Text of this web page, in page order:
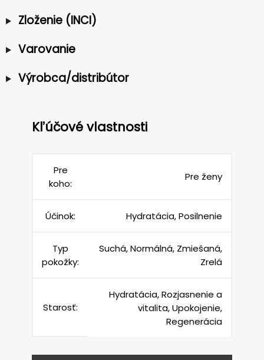
Zloženie (INCI)
Varovanie
Výrobca/distribútor
Kľúčové vlastnosti
Pre
koho:
Pre ženy
Účinok: Hydratácia, Posilnenie
Typ
pokožky:
Suchá, Normálná, Zmiešaná,
Zrelá
Starosť:
Hydratácia, Rozjasnenie a
vitalita, Upokojenie,
Regenerácia